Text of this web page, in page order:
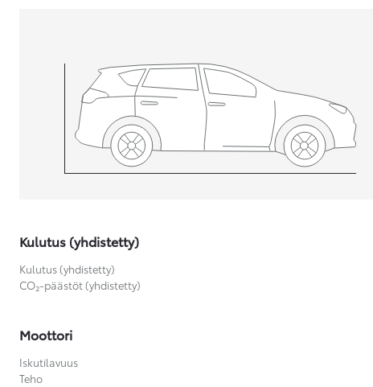
Kulutus (yhdistetty)
Kulutus (yhdistetty)
CO₂-päästöt (yhdistetty)
Moottori
Iskutilavuus
Teho